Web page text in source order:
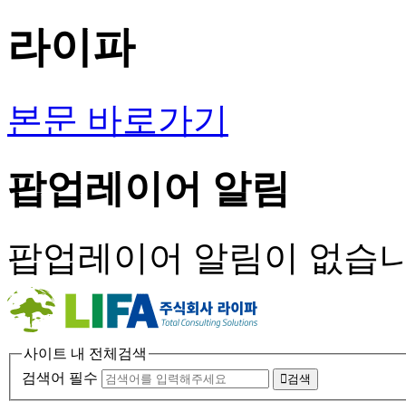
라이파
본문 바로가기
팝업레이어 알림
팝업레이어 알림이 없습
사이트 내 전체검색
검색어 필수
검색